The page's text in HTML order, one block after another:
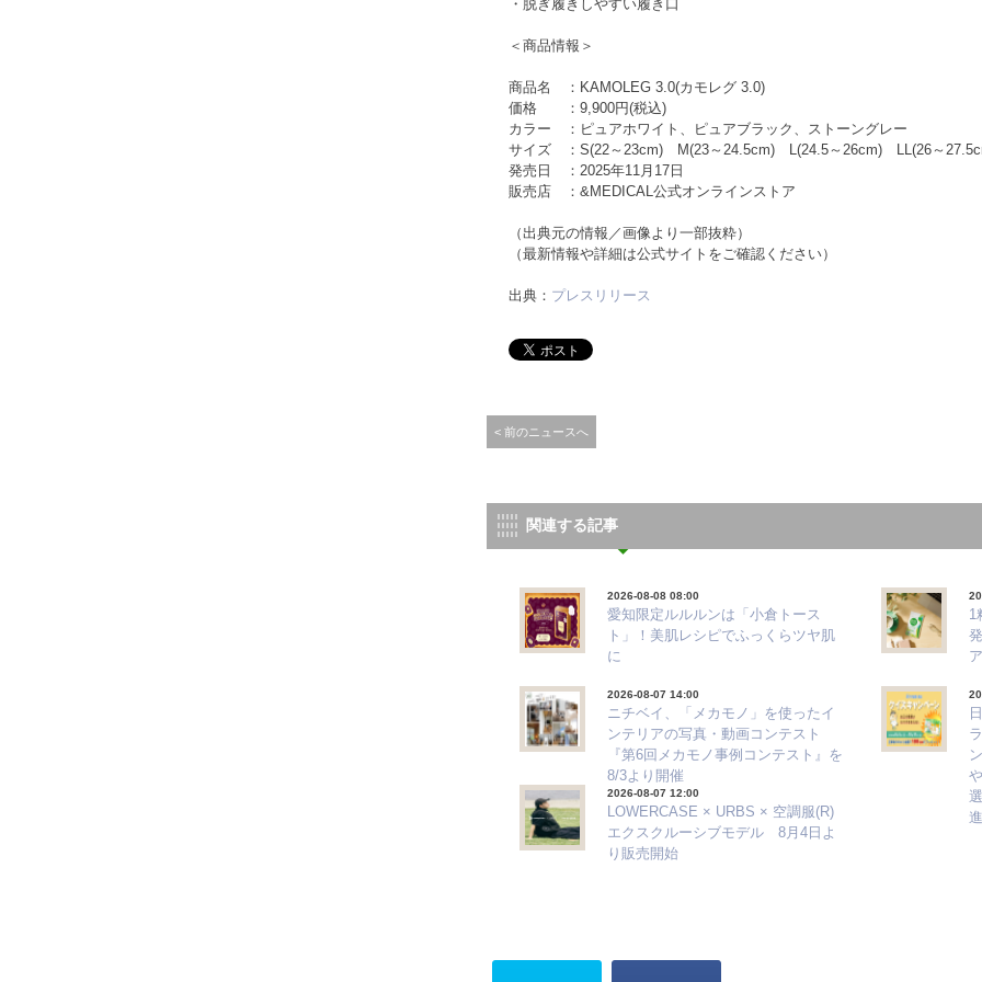
・脱ぎ履きしやすい履き口
＜商品情報＞
商品名 ：KAMOLEG 3.0(カモレグ 3.0)
価格 ：9,900円(税込)
カラー ：ピュアホワイト、ピュアブラック、ストーングレー
サイズ ：S(22～23cm) M(23～24.5cm) L(24.5～26cm) LL(26～
発売日 ：2025年11月17日
販売店 ：&MEDICAL公式オンラインストア
（出典元の情報／画像より一部抜粋）
（最新情報や詳細は公式サイトをご確認ください）
出典： プレスリリース
< 前のニュースへ
関連する記事
2026-08-08 08:00
愛知限定ルルルンは「小倉トース
ト」！美肌レシピでふっくらツヤ肌
に
1
2026-08-07 14:00
ニチベイ、「メカモノ」を使ったイ
ンテリアの写真・動画コンテスト
『第6回メカモノ事例コンテスト』を
8/3より開催
2026-08-07 12:00
LOWERCASE × URBS × 空調服(R)
エクスクルーシブモデル 8月4日よ
り販売開始